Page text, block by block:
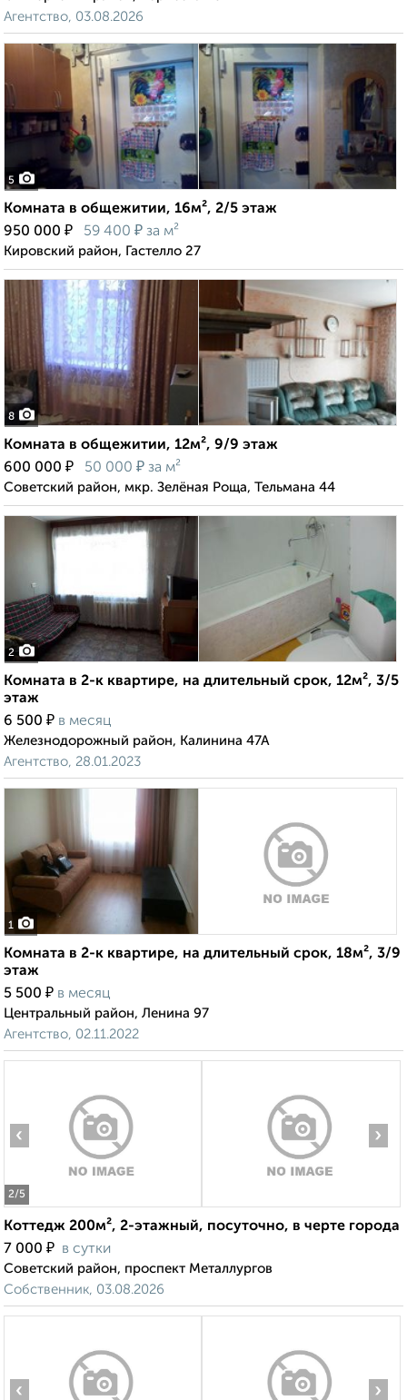
Агентство, 03.08.2026
5
Комната в общежитии, 16м², 2/5 этаж
950 000 ₽ 59 400 ₽ за м²
Кировский район, Гастелло 27
8
Комната в общежитии, 12м², 9/9 этаж
600 000 ₽ 50 000 ₽ за м²
Советский район, мкр. Зелёная Роща, Тельмана 44
2
Комната в 2-к квартире, на длительный срок, 12м², 3/5
этаж
6 500 ₽ в месяц
Железнодорожный район, Калинина 47А
Агентство, 28.01.2023
1
Комната в 2-к квартире, на длительный срок, 18м², 3/9
этаж
5 500 ₽ в месяц
Центральный район, Ленина 97
Агентство, 02.11.2022
2/5
‹ ›
Коттедж 200м², 2-этажный, посуточно, в черте города
7 000 ₽ в сутки
Советский район, проспект Металлургов
Собственник, 03.08.2026
‹ ›